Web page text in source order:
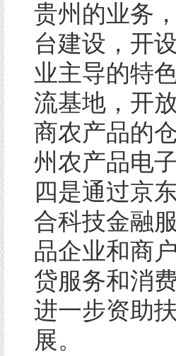
贵州的业务
台建设，开
业主导的特
流基地，开
商农产品的
州农产品电
四是通过京
合科技金融
品企业和商
贷服务和消
进一步资助
展。